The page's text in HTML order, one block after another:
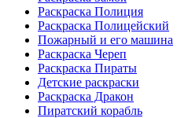
Раскраска Полиция
Раскраска Полицейский
Пожарный и его машина
Раскраска Череп
Раскраска Пираты
Детские раскраски
Раскраска Дракон
Пиратский корабль